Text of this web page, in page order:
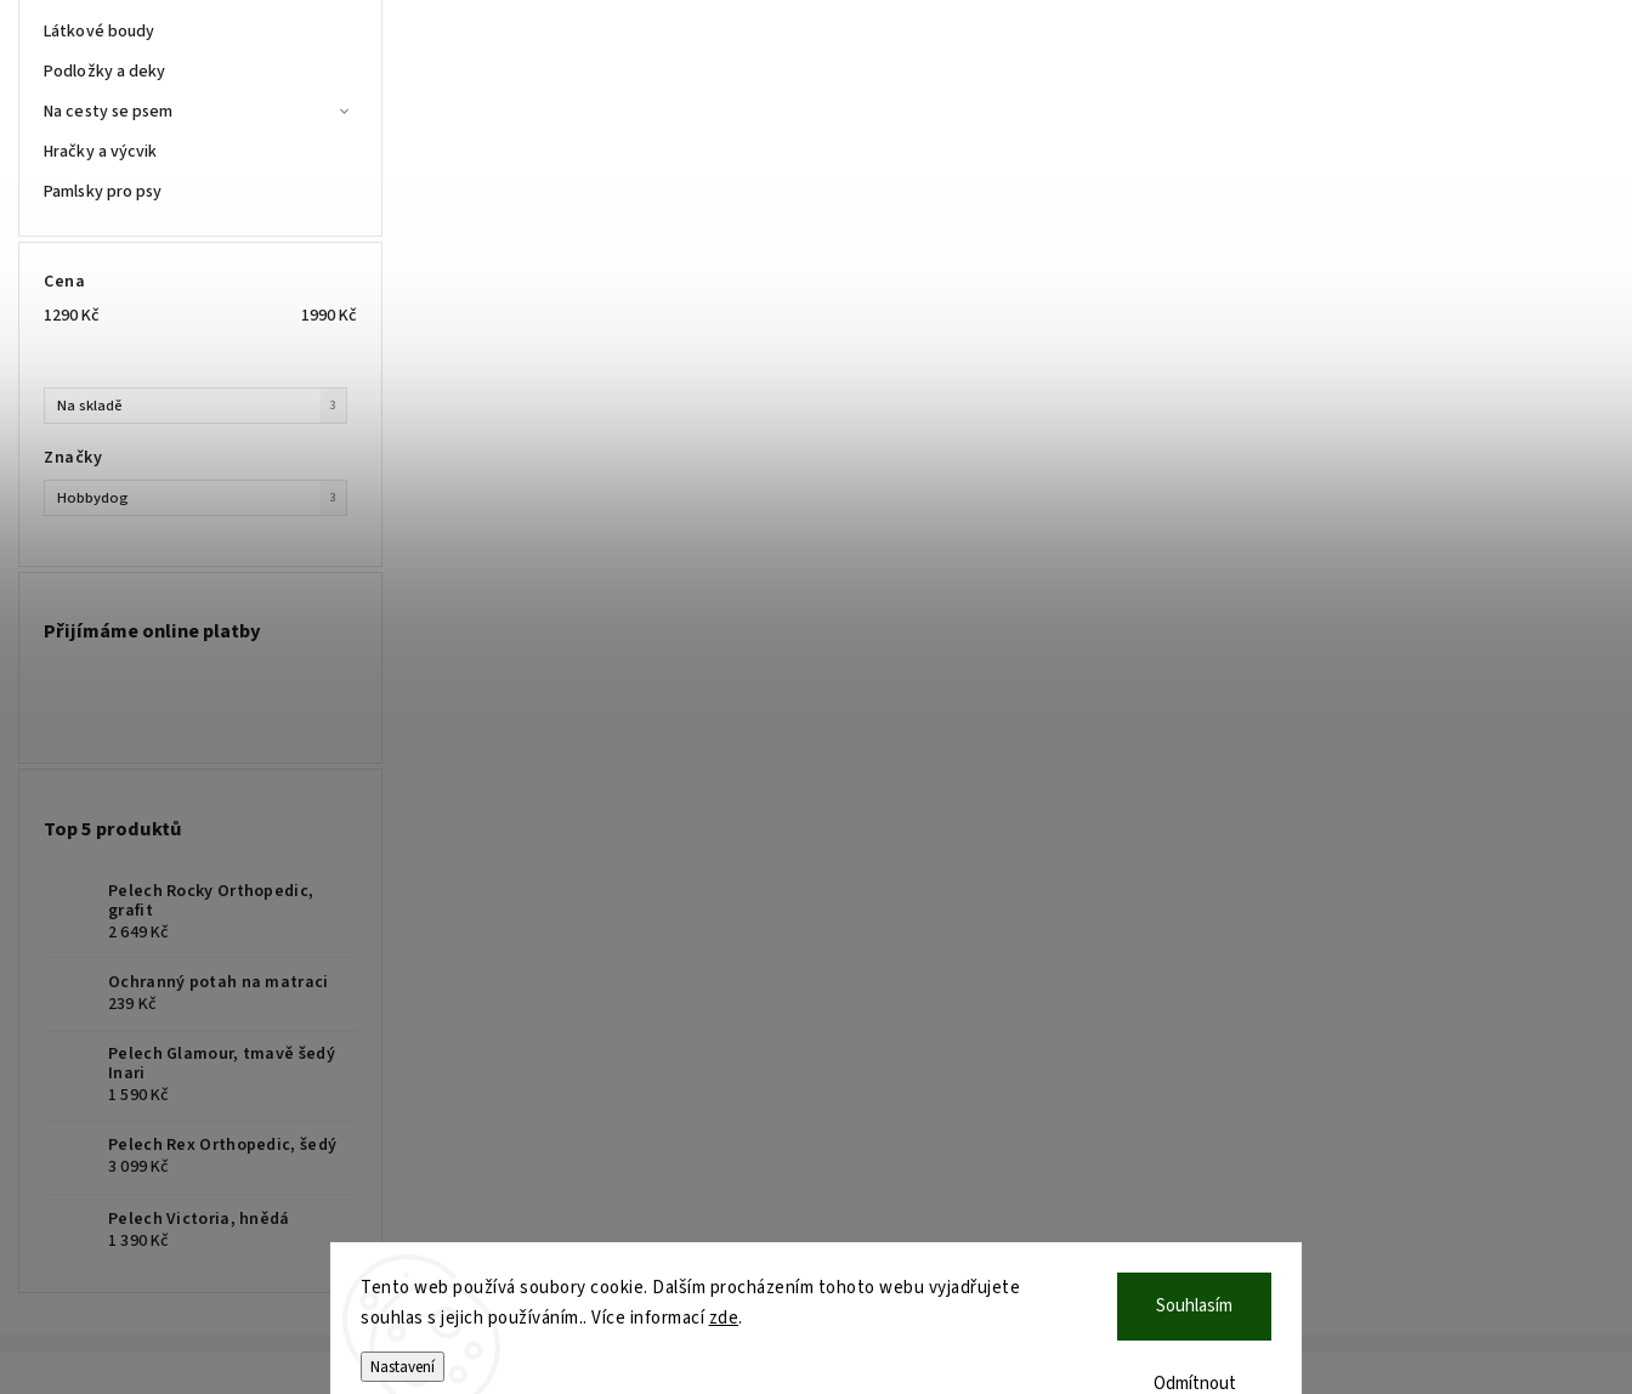
Tento web používá soubory cookie. Dalším procházením tohoto webu vyjadřujete
souhlas s jejich používáním.. Více informacízde.
Nastavení
Odmítnout
Souhlasím
Látkové boudy
Podložky a deky
Na cesty se psem
Hračky a výcvik
Pamlsky pro psy
Cena
1290Kč 1990Kč
Na skladě 3
Značky
Hobbydog 3
Přijímáme online platby
Top 5 produktů
Pelech Rocky Orthopedic,
grafit
2 649 Kč
Ochranný potah na matraci
239 Kč
Pelech Glamour, tmavě šedý
Inari
1 590 Kč
Pelech Rex Orthopedic, šedý
3 099 Kč
Pelech Victoria, hnědá
1 390 Kč